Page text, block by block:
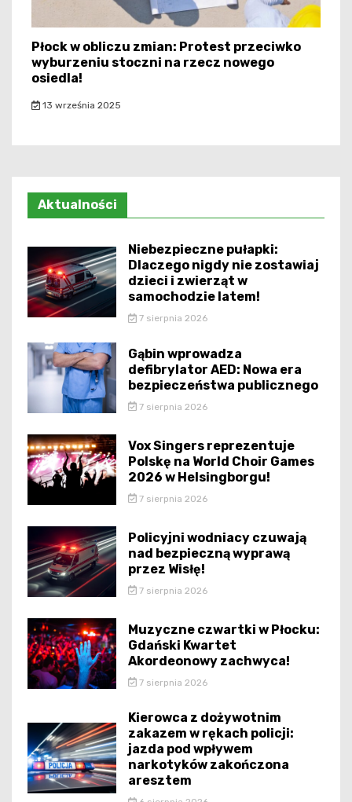
Płock w obliczu zmian: Protest przeciwko
wyburzeniu stoczni na rzecz nowego
osiedla!
13 września 2025
Aktualności
Niebezpieczne pułapki:
Dlaczego nigdy nie zostawiaj
dzieci i zwierząt w
samochodzie latem!
7 sierpnia 2026
Gąbin wprowadza
defibrylator AED: Nowa era
bezpieczeństwa publicznego
7 sierpnia 2026
Vox Singers reprezentuje
Polskę na World Choir Games
2026 w Helsingborgu!
7 sierpnia 2026
Policyjni wodniacy czuwają
nad bezpieczną wyprawą
przez Wisłę!
7 sierpnia 2026
Muzyczne czwartki w Płocku:
Gdański Kwartet
Akordeonowy zachwyca!
7 sierpnia 2026
Kierowca z dożywotnim
zakazem w rękach policji:
jazda pod wpływem
narkotyków zakończona
aresztem